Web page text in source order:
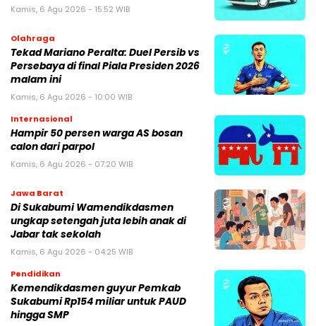
Kamis, 6 Agu 2026 - 15:52 WIB
Olahraga
Tekad Mariano Peralta: Duel Persib vs
Persebaya di final Piala Presiden 2026
malam ini
Kamis, 6 Agu 2026 - 10:00 WIB
Internasional
Hampir 50 persen warga AS bosan
calon dari parpol
Kamis, 6 Agu 2026 - 07:20 WIB
Jawa Barat
Di Sukabumi Wamendikdasmen
ungkap setengah juta lebih anak di
Jabar tak sekolah
Kamis, 6 Agu 2026 - 04:25 WIB
Pendidikan
Kemendikdasmen guyur Pemkab
Sukabumi Rp154 miliar untuk PAUD
hingga SMP